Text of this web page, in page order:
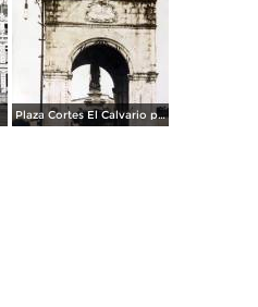
Plaza Cortes El Calvario por el Fotógrafo Félix Miret.